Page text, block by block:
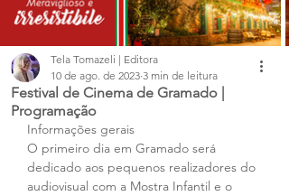
Festival de Cinema de Gramado |
Programação
Tela Tomazeli | Editora
10 de ago. de 2023 3 min de leitura
Informações gerais
O primeiro dia em Gramado será
dedicado aos pequenos realizadores do
audiovisual com a Mostra Infantil e o